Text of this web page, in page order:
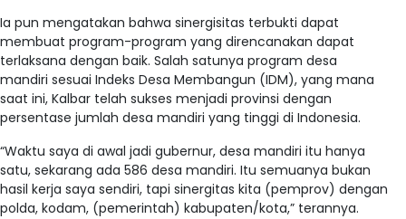
Ia pun mengatakan bahwa sinergisitas terbukti dapat
membuat program-program yang direncanakan dapat
terlaksana dengan baik. Salah satunya program desa
mandiri sesuai Indeks Desa Membangun (IDM), yang mana
saat ini, Kalbar telah sukses menjadi provinsi dengan
persentase jumlah desa mandiri yang tinggi di Indonesia.
“Waktu saya di awal jadi gubernur, desa mandiri itu hanya
satu, sekarang ada 586 desa mandiri. Itu semuanya bukan
hasil kerja saya sendiri, tapi sinergitas kita (pemprov) dengan
polda, kodam, (pemerintah) kabupaten/kota,” terannya.